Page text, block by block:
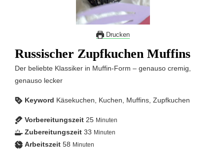
Drucken
Russischer Zupfkuchen Muffins
Der beliebte Klassiker in Muffin-Form – genauso cremig,
genauso lecker
Keyword Käsekuchen, Kuchen, Muffins, Zupfkuchen
Vorbereitungszeit 25 Minuten
Zubereitungszeit 33 Minuten
Arbeitszeit 58 Minuten